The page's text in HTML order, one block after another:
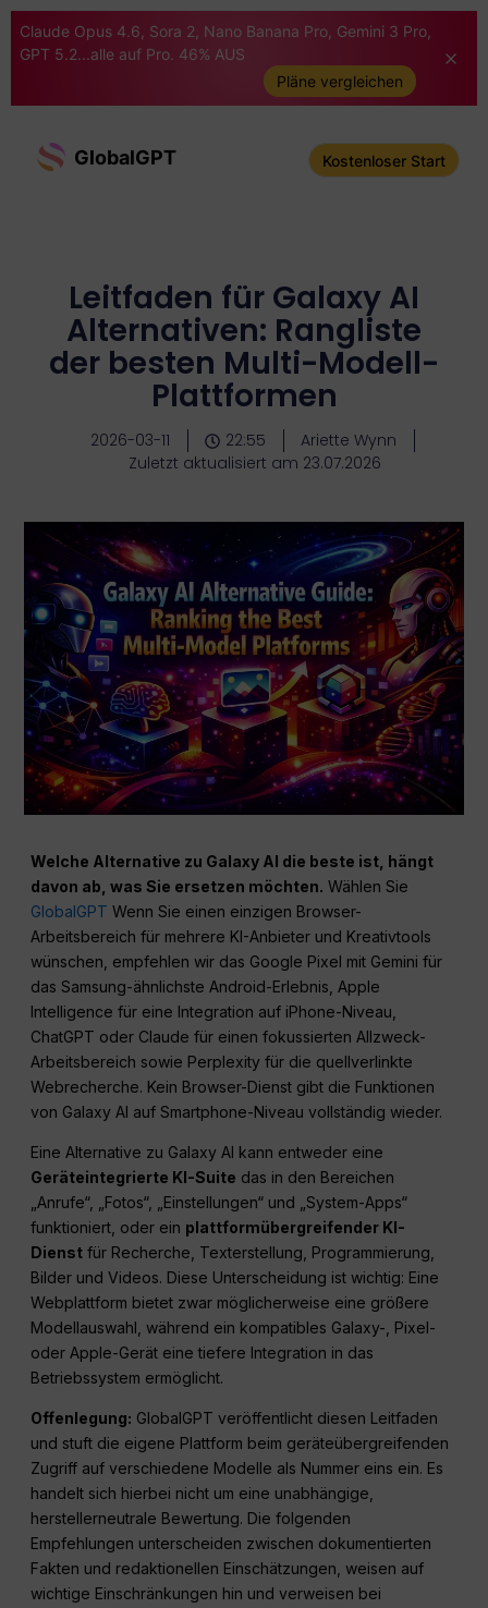
Claude Opus 4.6, Sora 2, Nano Banana Pro, Gemini 3 Pro,
GPT 5.2...alle auf Pro. 46% AUS
Pläne vergleichen
GlobalGPT Kostenloser Start
Leitfaden für Galaxy AI
Alternativen: Rangliste
der besten Multi-Modell-
Plattformen
2026-03-11 22:55
Ariette Wynn
Zuletzt aktualisiert am 23.07.2026
Welche Alternative zu Galaxy AI die beste ist, hängt
davon ab, was Sie ersetzen möchten. Wählen Sie
GlobalGPT Wenn Sie einen einzigen Browser-
Arbeitsbereich für mehrere KI-Anbieter und Kreativtools
wünschen, empfehlen wir das Google Pixel mit Gemini für
das Samsung-ähnlichste Android-Erlebnis, Apple
Intelligence für eine Integration auf iPhone-Niveau,
ChatGPT oder Claude für einen fokussierten Allzweck-
Arbeitsbereich sowie Perplexity für die quellverlinkte
Webrecherche. Kein Browser-Dienst gibt die Funktionen
von Galaxy AI auf Smartphone-Niveau vollständig wieder.
Eine Alternative zu Galaxy AI kann entweder eine
Geräteintegrierte KI-Suite das in den Bereichen
„Anrufe“, „Fotos“, „Einstellungen“ und „System-Apps“
funktioniert, oder ein plattformübergreifender KI-
Dienst für Recherche, Texterstellung, Programmierung,
Bilder und Videos. Diese Unterscheidung ist wichtig: Eine
Webplattform bietet zwar möglicherweise eine größere
Modellauswahl, während ein kompatibles Galaxy-, Pixel-
oder Apple-Gerät eine tiefere Integration in das
Betriebssystem ermöglicht.
Offenlegung: GlobalGPT veröffentlicht diesen Leitfaden
und stuft die eigene Plattform beim geräteübergreifenden
Zugriff auf verschiedene Modelle als Nummer eins ein. Es
handelt sich hierbei nicht um eine unabhängige,
herstellerneutrale Bewertung. Die folgenden
Empfehlungen unterscheiden zwischen dokumentierten
Fakten und redaktionellen Einschätzungen, weisen auf
wichtige Einschränkungen hin und verweisen bei